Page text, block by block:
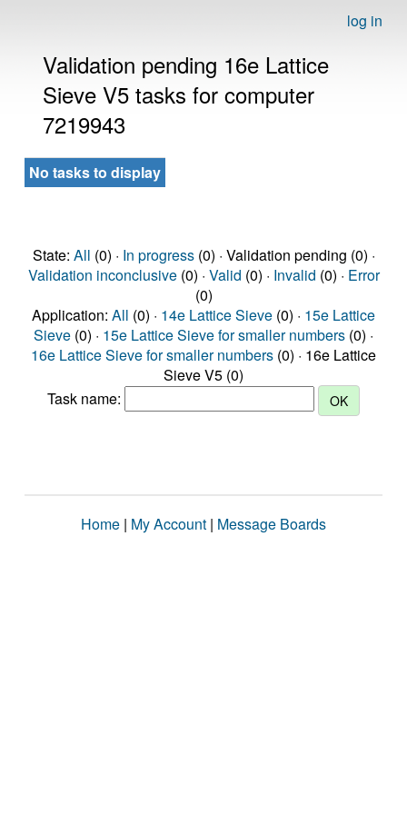
log in
Validation pending 16e Lattice
Sieve V5 tasks for computer
7219943
No tasks to display
State: All (0) · In progress(0) · Validation pending (0) ·
Validation inconclusive(0) · Valid (0) · Invalid (0) · Error
(0)
Application: All (0) · 14e Lattice Sieve (0) · 15e Lattice
Sieve (0) · 15e Lattice Sieve for smaller numbers (0) ·
16e Lattice Sieve for smaller numbers (0) · 16e Lattice
Sieve V5 (0)
Task name:
Home | My Account | Message Boards